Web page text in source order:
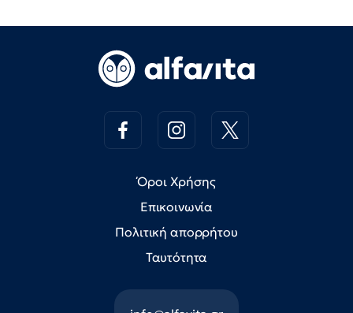
Όροι Χρήσης
Επικοινωνία
Πολιτική απορρήτου
Ταυτότητα